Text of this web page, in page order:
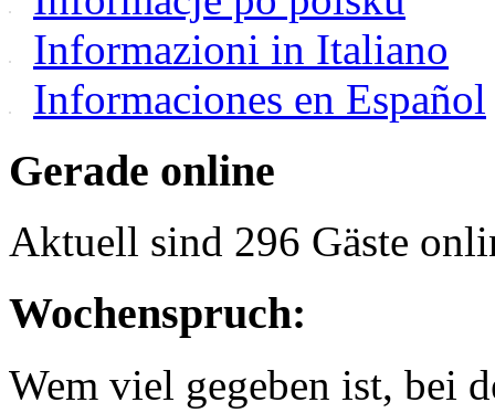
Informazioni in Italiano
Informaciones en Español
Gerade online
Aktuell sind 296 Gäste
Wochenspruch:
Wem viel gegeben ist, bei